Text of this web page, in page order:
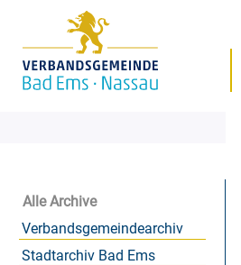
Alle Archive
Verbandsgemeindearchiv
Stadtarchiv Bad Ems